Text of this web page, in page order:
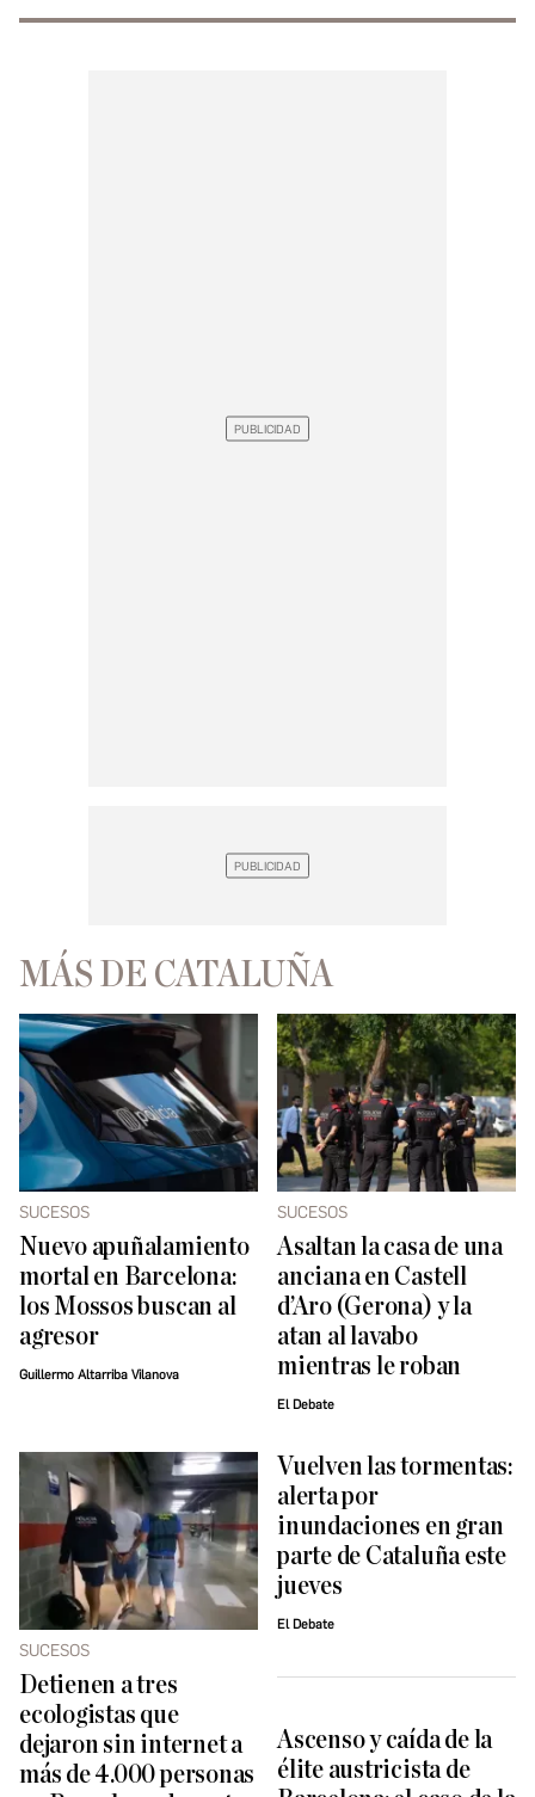
MÁS DE CATALUÑA
SUCESOS
Nuevo apuñalamiento
mortal en Barcelona:
los Mossos buscan al
agresor
Guillermo Altarriba Vilanova
SUCESOS
Asaltan la casa de una
anciana en Castell
d’Aro (Gerona) y la
atan al lavabo
mientras le roban
El Debate
SUCESOS
Detienen a tres
ecologistas que
dejaron sin internet a
más de 4.000 personas
Vuelven las tormentas:
alerta por
inundaciones en gran
parte de Cataluña este
jueves
El Debate
Ascenso y caída de la
élite austricista de